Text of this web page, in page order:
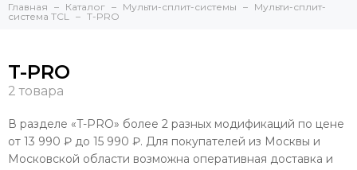
Главная Каталог Мульти-сплит-системы
Мульти-сплит-
система TCL
T-PRO
T-PRO
В разделе «T-PRO» более 2 разных модификаций по цене
от 13 990 ₽ до 15 990 ₽. Для покупателей из Москвы и
Московской области возможна оперативная доставка и